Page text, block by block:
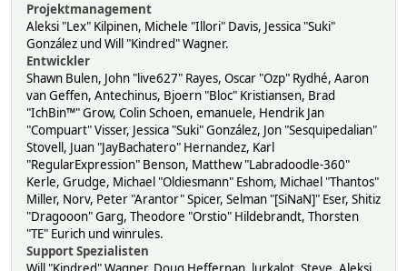
Projektmanagement
Aleksi "Lex" Kilpinen, Michele "Illori" Davis, Jessica "Suki"
González und Will "Kindred" Wagner.
Entwickler
Shawn Bulen, John "live627" Rayes, Oscar "Ozp" Rydhé, Aaron
van Geffen, Antechinus, Bjoern "Bloc" Kristiansen, Brad
"IchBin™" Grow, Colin Schoen, emanuele, Hendrik Jan
"Compuart" Visser, Jessica "Suki" González, Jon "Sesquipedalian"
Stovell, Juan "JayBachatero" Hernandez, Karl
"RegularExpression" Benson, Matthew "Labradoodle-360"
Kerle, Grudge, Michael "Oldiesmann" Eshom, Michael "Thantos"
Miller, Norv, Peter "Arantor" Spicer, Selman "[SiNaN]" Eser, Shitiz
"Dragooon" Garg, Theodore "Orstio" Hildebrandt, Thorsten
"TE" Eurich und winrules.
Support Spezialisten